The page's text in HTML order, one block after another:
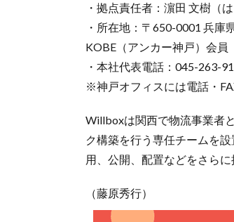
・拠点責任者：濵田 文樹（
・所在地：〒650-0001 兵
KOBE（アンカー神戸）会員
・本社代表電話：045-263-
※神戸オフィスには電話・
Willboxは関西で物流事業者
ク構築を行う専任チームを
用、公開、配置などをさらに
（藤原秀行）